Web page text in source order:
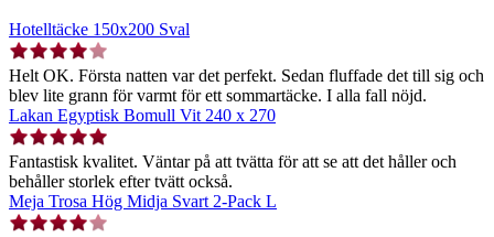
Hotelltäcke 150x200 Sval
Helt OK. Första natten var det perfekt. Sedan fluffade det till sig och
blev lite grann för varmt för ett sommartäcke. I alla fall nöjd.
Lakan Egyptisk Bomull Vit 240 x 270
Fantastisk kvalitet. Väntar på att tvätta för att se att det håller och
behåller storlek efter tvätt också.
Meja Trosa Hög Midja Svart 2-Pack L